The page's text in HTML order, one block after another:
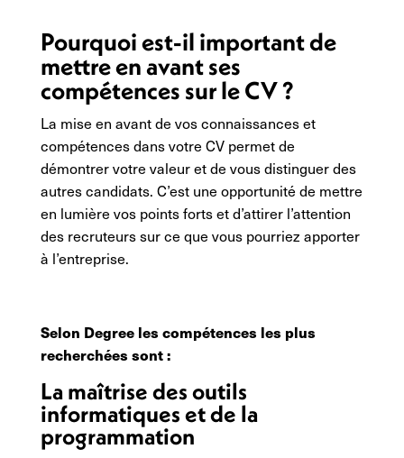
Pourquoi est-il important de
mettre en avant ses
compétences sur le CV ?
La mise en avant de vos connaissances et
compétences dans votre CV permet de
démontrer votre valeur et de vous distinguer des
autres candidats. C’est une opportunité de mettre
en lumière vos points forts et d’attirer l’attention
des recruteurs sur ce que vous pourriez apporter
à l’entreprise.
Selon Degree les compétences les plus
recherchées sont :
La maîtrise des outils
informatiques et de la
programmation